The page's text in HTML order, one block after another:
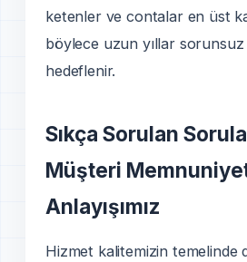
ketenler ve contalar en üst
böylece uzun yıllar sorunsuz
hedeflenir.
Sıkça Sorulan
Müşteri
Anlayışımız
Hizmet kalitemizin temelinde